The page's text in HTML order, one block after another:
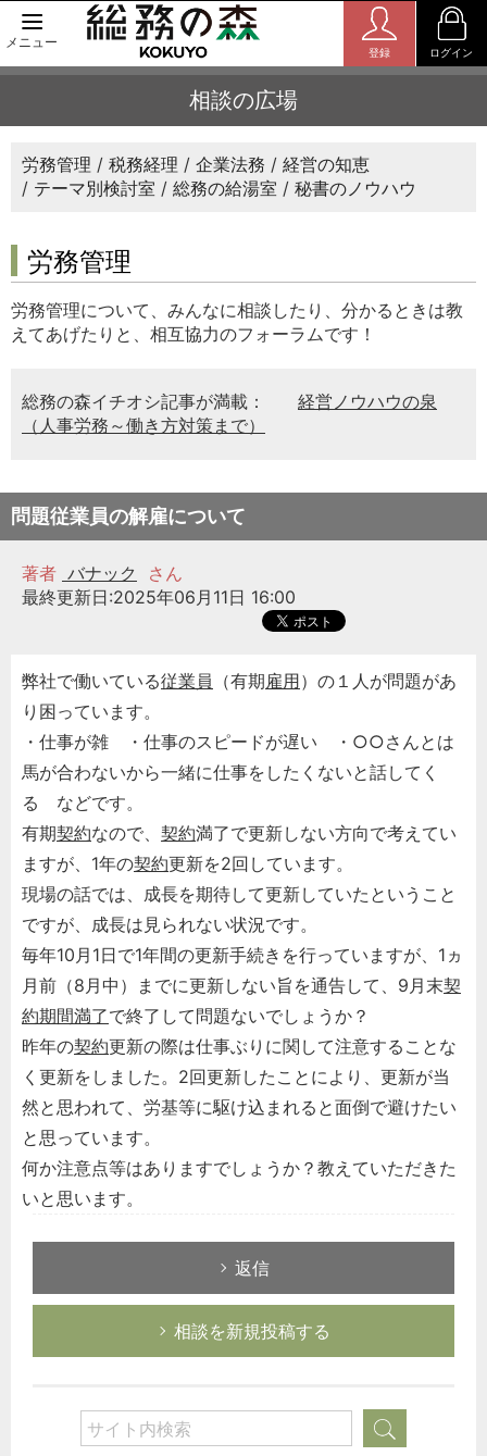
メニュー
登録 ログイン
相談の広場
労務管理 税務経理 企業法務
経営の知恵
テーマ別検討室
総務の給湯室 秘書のノウハウ
労務管理
労務管理について、みんなに相談したり、分かるときは教
えてあげたりと、相互協力のフォーラムです！
総務の森イチオシ記事が満載：
経営ノウハウの泉
（人事労務～働き方対策まで）
問題従業員の解雇について
著者 バナック
さん
最終更新日:2025年06月11日 16:00
弊社で働いている従業員 （有期雇用）の１人が問題があ
り困っています。
・仕事が雑 ・仕事のスピードが遅い ・○○さんとは
馬が合わないから一緒に仕事をしたくないと話してく
る などです。
有期契約なので、 契約満了で更新しない方向で考えてい
ますが、1年の契約更新を2回しています。
現場の話では、成長を期待して更新していたということ
ですが、成長は見られない状況です。
毎年10月1日で1年間の更新手続きを行っていますが、1ヵ
月前（8月中）までに更新しない旨を通告して、9月末契
約期間満了で終了して問題ないでしょうか？
昨年の契約更新の際は仕事ぶりに関して注意することな
く更新をしました。2回更新したことにより、更新が当
然と思われて、労基等に駆け込まれると面倒で避けたい
と思っています。
何か注意点等はありますでしょうか？教えていただきた
いと思います。
返信
相談を新規投稿する